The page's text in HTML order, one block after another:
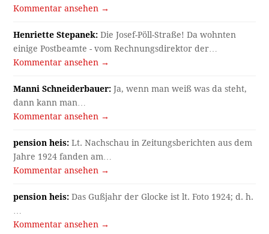
Kommentar ansehen →
Henriette Stepanek: Die Josef-Pöll-Straße! Da wohnten
einige Postbeamte - vom Rechnungsdirektor der…
Kommentar ansehen →
Manni Schneiderbauer: Ja, wenn man weiß was da steht,
dann kann man…
Kommentar ansehen →
pension heis: Lt. Nachschau in Zeitungsberichten aus dem
Jahre 1924 fanden am…
Kommentar ansehen →
pension heis: Das Gußjahr der Glocke ist lt. Foto 1924; d. h.
Kommentar ansehen →